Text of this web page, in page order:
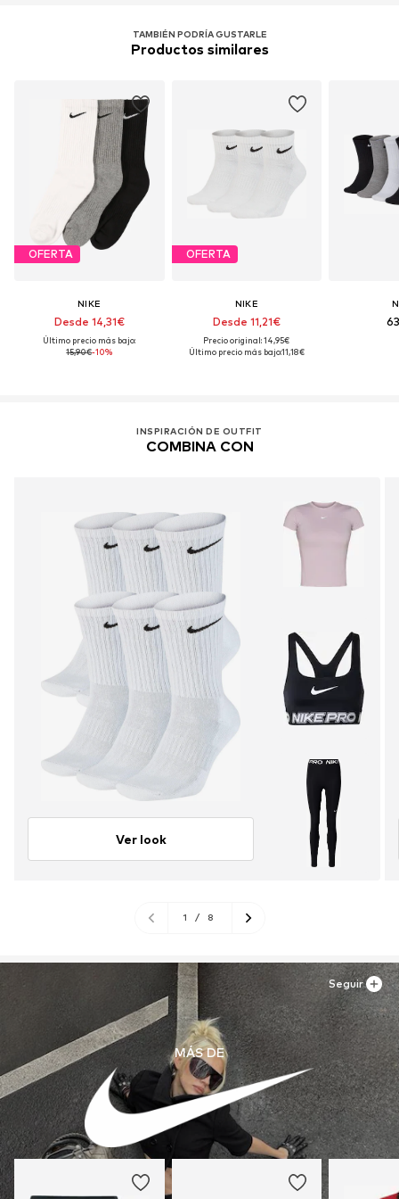
Tecnología: Dri-FITTAMBIÉN PODRÍA GUSTARLE
Productos similares
OFERTA
NIKE
Desde 14,31€
Último precio más bajo:
15,90€-10%
OFERTA
NIKE
Desde 11,21€
Precio original: 14,95€
Último precio más bajo:11,18€
INSPIRACIÓN DE OUTFIT
COMBINA CON
Ver look
1 / 8
MÁS DE
Seguir